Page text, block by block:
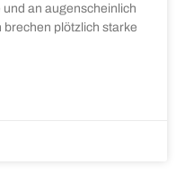
an augenscheinlich
plötzlich starke